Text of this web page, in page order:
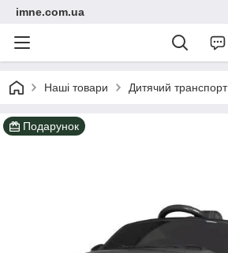
imne.com.ua
Наші товари Дитячий транспорт
Подарунок